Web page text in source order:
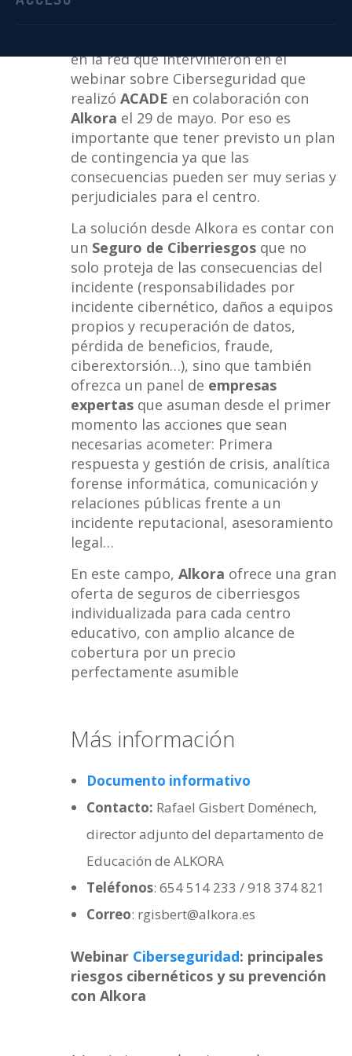
en la red que intervinieron en el
webinar sobre Ciberseguridad que
realizó ACADE en colaboración con
Alkora el 29 de mayo. Por eso es
importante que tener previsto un plan
de contingencia ya que las
consecuencias pueden ser muy serias y
perjudiciales para el centro.
La solución desde Alkora es contar con
un Seguro de Ciberriesgos que no
solo proteja de las consecuencias del
incidente (responsabilidades por
incidente cibernético, daños a equipos
propios y recuperación de datos,
pérdida de beneficios, fraude,
ciberextorsión…), sino que también
ofrezca un panel de empresas
expertas que asuman desde el primer
momento las acciones que sean
necesarias acometer: Primera
respuesta y gestión de crisis, analítica
forense informática, comunicación y
relaciones públicas frente a un
incidente reputacional, asesoramiento
legal…
En este campo, Alkora ofrece una gran
oferta de seguros de ciberriesgos
individualizada para cada centro
educativo, con amplio alcance de
cobertura por un precio
perfectamente asumible
Más información
Documento informativo
Contacto: Rafael Gisbert Doménech,
director adjunto del departamento de
Educación de ALKORA
Teléfonos: 654 514 233 / 918 374 821
Correo: rgisbert@alkora.es
Webinar Ciberseguridad: principales
riesgos cibernéticos y su prevención
con Alkora